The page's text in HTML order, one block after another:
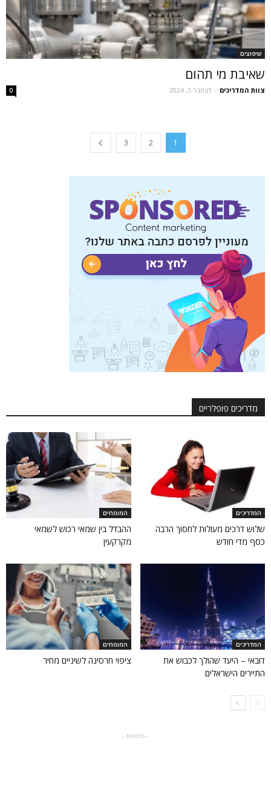
שיפוצים
שאיבת מי תהום
צוות המדריכים - דצמבר 5, 2024 0
1
2
3
מדריכים פופלריים
המדריכים
שלוש דרכים מעולות לחסוך הרבה
כסף מדי חודש
המומחים
ההבדל בין שמאי רכוש לשמאי
מקרקעין
המדריכים
דובאי – היעד שהולך לכבוש את
התיירים הישראלים
המומחים
ציפוי חרסינה לשיניים מחיר
- פרסומת -